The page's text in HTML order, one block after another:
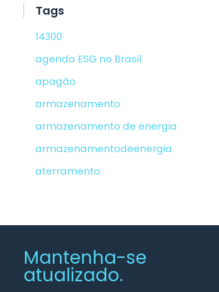
Tags
14300
agenda ESG no Brasil
apagão
armazenamento
armazenamento de energia
armazenamentodeenergia
aterramento
Mantenha-se
atualizado.